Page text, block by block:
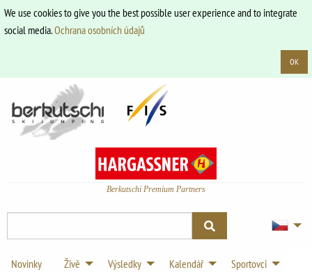
We use cookies to give you the best possible user experience and to integrate
social media.Ochrana osobních údajů
OK
Berkutschi Premium Partners
Novinky Živě Výsledky Kalendář
Sportovci